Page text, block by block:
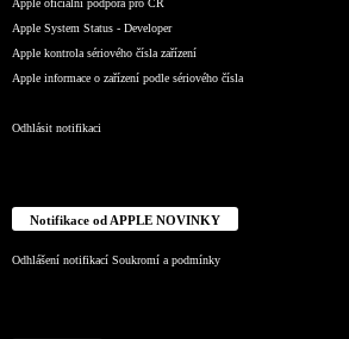
Apple oficiální podpora pro ČR
Apple System Status - Developer
Apple kontrola sériového čísla zařízení
Apple informace o zařízení podle sériového čísla
Odhlásit notifikaci
Notifikace od APPLE NOVINKY
Odhlášení notifikací Soukromí a podmínky